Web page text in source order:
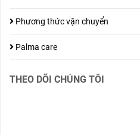
Phương thức vận chuyển
Palma care
THEO DÕI CHÚNG TÔI